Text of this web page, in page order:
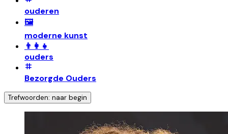
ouderen
🖼️
moderne kunst
👨‍👩‍👧
ouders
Bezorgde Ouders
Trefwoorden: naar begin